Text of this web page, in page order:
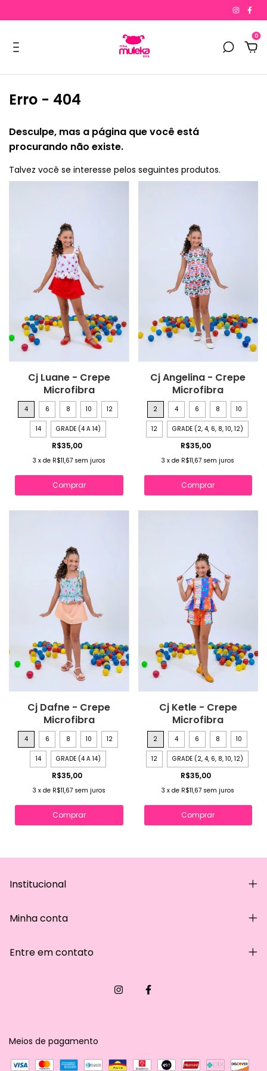
0
Erro - 404
Desculpe, mas a página que você está
procurando não existe.
Talvez você se interesse pelos seguintes produtos.
Cj Luane - Crepe
Microfibra
4 6 8 10 12
14 GRADE (4 A 14)
R$35,00
3 x de R$11,67 sem juros
Comprar
Cj Angelina - Crepe
Microfibra
2 4 6 8 10
12 GRADE (2, 4, 6, 8, 10, 12)
R$35,00
3 xde R$11,67 sem juros
Comprar
Cj Dafne - Crepe
Microfibra
4 6 8 10 12
14 GRADE (4 A 14)
R$35,00
3 x de R$11,67 sem juros
Comprar
Cj Ketle - Crepe
Microfibra
2 4 6 8 10
12 GRADE (2, 4, 6, 8, 10, 12)
R$35,00
3 xde R$11,67 sem juros
Comprar
Institucional
Minha conta
Entre em contato
Meios de pagamento